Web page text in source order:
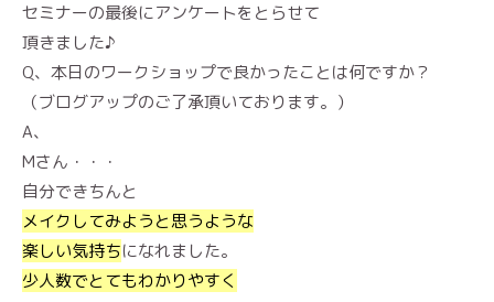
セミナーの最後にアンケートをとらせて
頂きました♪
Q、本日のワークショップで良かったことは何ですか？
（ブログアップのご了承頂いております。）
A、
Mさん・・・
自分できちんと
メイクしてみようと思うような
楽しい気持ちになれました。
少人数でとてもわかりやすく